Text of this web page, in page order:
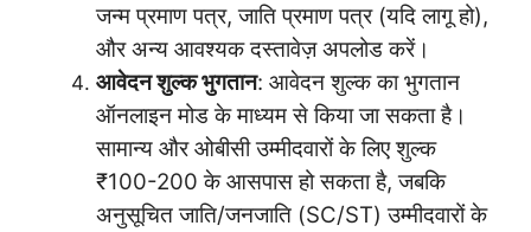
जन्म प्रमाण पत्र, जाति प्रमाण पत्र (यदि लागू हो),
और अन्य आवश्यक दस्तावेज़ अपलोड करें।
आवेदन शुल्क भुगतान: आवेदन शुल्क का भुगतान
ऑनलाइन मोड के माध्यम से किया जा सकता है।
सामान्य और ओबीसी उम्मीदवारों के लिए शुल्क
₹100-200 के आसपास हो सकता है, जबकि
अनुसूचित जाति/जनजाति (SC/ST) उम्मीदवारों के